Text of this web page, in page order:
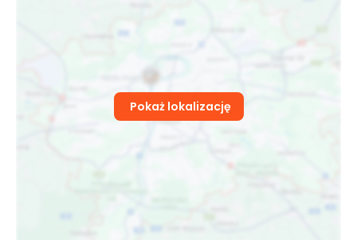
Pokaż lokalizację